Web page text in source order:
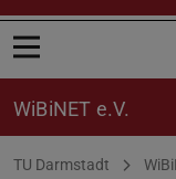
Menü öffnen
WiBiNET e.V.
Sie befinden sich
TU Darmstadt